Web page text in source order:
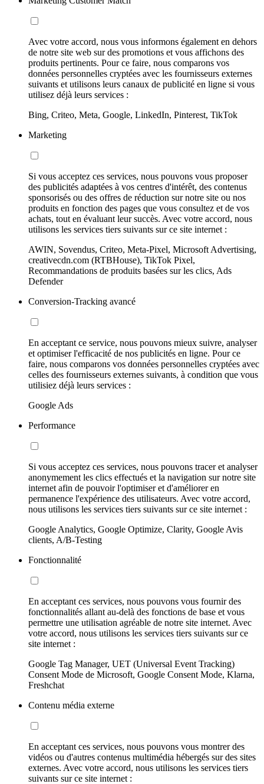
Avec votre accord, nous vous informons également en dehors
de notre site web sur des promotions et vous affichons des
produits pertinents. Pour ce faire, nous comparons vos
données personnelles cryptées avec les fournisseurs externes
suivants et utilisons leurs canaux de publicité en ligne si vous
utilisez déjà leurs services :
Bing, Criteo, Meta, Google, LinkedIn, Pinterest, TikTok
Marketing
Si vous acceptez ces services, nous pouvons vous proposer
des publicités adaptées à vos centres d'intérêt, des contenus
sponsorisés ou des offres de réduction sur notre site ou nos
produits en fonction des pages que vous consultez et de vos
achats, tout en évaluant leur succès. Avec votre accord, nous
utilisons les services tiers suivants sur ce site internet :
AWIN, Sovendus, Criteo, Meta-Pixel, Microsoft Advertising,
creativecdn.com (RTBHouse), TikTok Pixel,
Recommandations de produits basées sur les clics, Ads
Defender
Conversion-Tracking avancé
En acceptant ce service, nous pouvons mieux suivre, analyser
et optimiser l'efficacité de nos publicités en ligne. Pour ce
faire, nous comparons vos données personnelles cryptées avec
celles des fournisseurs externes suivants, à condition que vous
utilisiez déjà leurs services :
Google Ads
Performance
Si vous acceptez ces services, nous pouvons tracer et analyser
anonymement les clics effectués et la navigation sur notre site
internet afin de pouvoir l'optimiser et d'améliorer en
permanence l'expérience des utilisateurs. Avec votre accord,
nous utilisons les services tiers suivants sur ce site internet :
Google Analytics, Google Optimize, Clarity, Google Avis
clients, A/B-Testing
Fonctionnalité
En acceptant ces services, nous pouvons vous fournir des
fonctionnalités allant au-delà des fonctions de base et vous
permettre une utilisation agréable de notre site internet. Avec
votre accord, nous utilisons les services tiers suivants sur ce
site internet :
Google Tag Manager, UET (Universal Event Tracking)
Consent Mode de Microsoft, Google Consent Mode, Klarna,
Freshchat
Contenu média externe
En acceptant ces services, nous pouvons vous montrer des
vidéos ou d'autres contenus multimédia hébergés sur des sites
externes. Avec votre accord, nous utilisons les services tiers
suivants sur ce site internet :